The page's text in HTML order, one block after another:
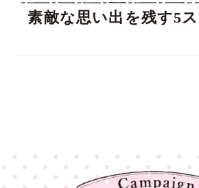
素敵な思い出を残す5